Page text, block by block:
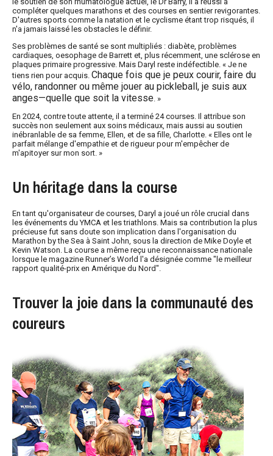
compléter quelques marathons et des courses en sentier revigorantes.
D'autres sports comme la natation et le cyclisme étant trop risqués, il
n'a jamais laissé les obstacles le définir.
Ses problèmes de santé se sont multipliés : diabète, problèmes
cardiaques, oesophage de Barrett et, plus récemment, une sclérose en
plaques primaire progressive. Mais Daryl reste indéfectible. « Je ne
tiens rien pour acquis. Chaque fois que je peux courir, faire du
vélo, randonner ou même jouer au pickleball, je suis aux
anges—quelle que soit la vitesse. »
En 2024, contre toute attente, il a terminé 24 courses. Il attribue son
succès non seulement aux soins médicaux, mais aussi au soutien
inébranlable de sa femme, Ellen, et de sa fille, Charlotte. « Elles ont le
parfait mélange d'empathie et de rigueur pour m'empêcher de
m'apitoyer sur mon sort. »
Un héritage dans la course
En tant qu'organisateur de courses, Daryl a joué un rôle crucial dans
les événements du YMCA et les triathlons. Mais sa contribution la plus
précieuse fut sans doute son implication dans l'organisation du
Marathon by the Sea à Saint John, sous la direction de Mike Doyle et
Kevin Watson. La course a même reçu une reconnaissance nationale
lorsque le magazine Runner’s World l'a désignée comme "le meilleur
rapport qualité-prix en Amérique du Nord".
Trouver la joie dans la communauté des
coureurs